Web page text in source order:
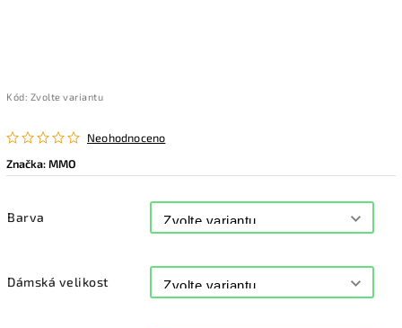
Kód: Zvolte variantu
Neohodnoceno
Značka:MMO
Barva
Dámská velikost